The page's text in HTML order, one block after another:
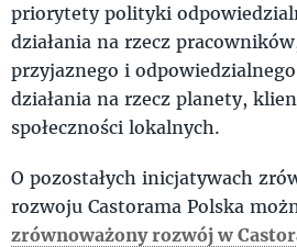
priorytety polityki
działania na rzecz
przyjaznego i
działania na rzecz planety,
społeczności lokalnych.
O pozostałych inicjatywach
rozwoju Castorama Polska
zrównoważony rozwój w